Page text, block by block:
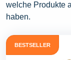
welche Produkte
haben.
BESTSELLER